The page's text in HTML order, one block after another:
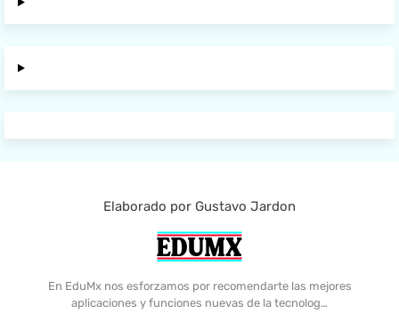
Elaborado por Gustavo Jardon
En EduMx nos esforzamos por recomendarte las mejores
aplicaciones y funciones nuevas de la tecnolog…